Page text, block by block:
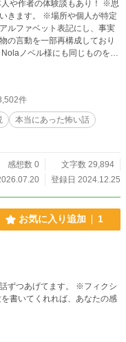
作者の体験談もあり！ ※思
きます。 ※場所や個人が特定
ルファベット表記にし、事実
の言動を一部再構成しており
ノベル様にも同じものを投
件
本当にあった怖い話
感想数 0
文字数 29,894
登録日 2024.12.25
お気に入り追加 1
ずつあげてます。 ※フィクシ
書いてくれれば、あなたの感